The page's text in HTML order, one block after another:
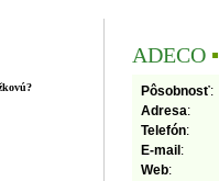
ADECO ▪
Pôsobnosť:
Adresa:
Telefón:
E-mail :
Web: